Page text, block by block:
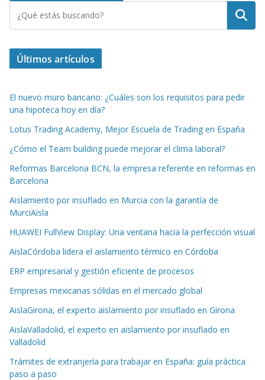
Buscar
Últimos artículos
El nuevo muro bancario: ¿Cuáles son los requisitos para pedir
una hipoteca hoy en día?
Lotus Trading Academy, Mejor Escuela de Trading en España
¿Cómo el Team building puede mejorar el clima laboral?
Reformas Barcelona BCN, la empresa referente en reformas en
Barcelona
Aislamiento por insuflado en Murcia con la garantía de
MurciAisla
HUAWEI FullView Display: Una ventana hacia la perfección visual
AislaCórdoba lidera el aislamiento térmico en Córdoba
ERP empresarial y gestión eficiente de procesos
Empresas mexicanas sólidas en el mercado global
AislaGirona, el experto aislamiento por insuflado en Girona
AislaValladolid, el experto en aislamiento por insuflado en
Valladolid
Trámites de extranjería para trabajar en España: guía práctica
paso a paso